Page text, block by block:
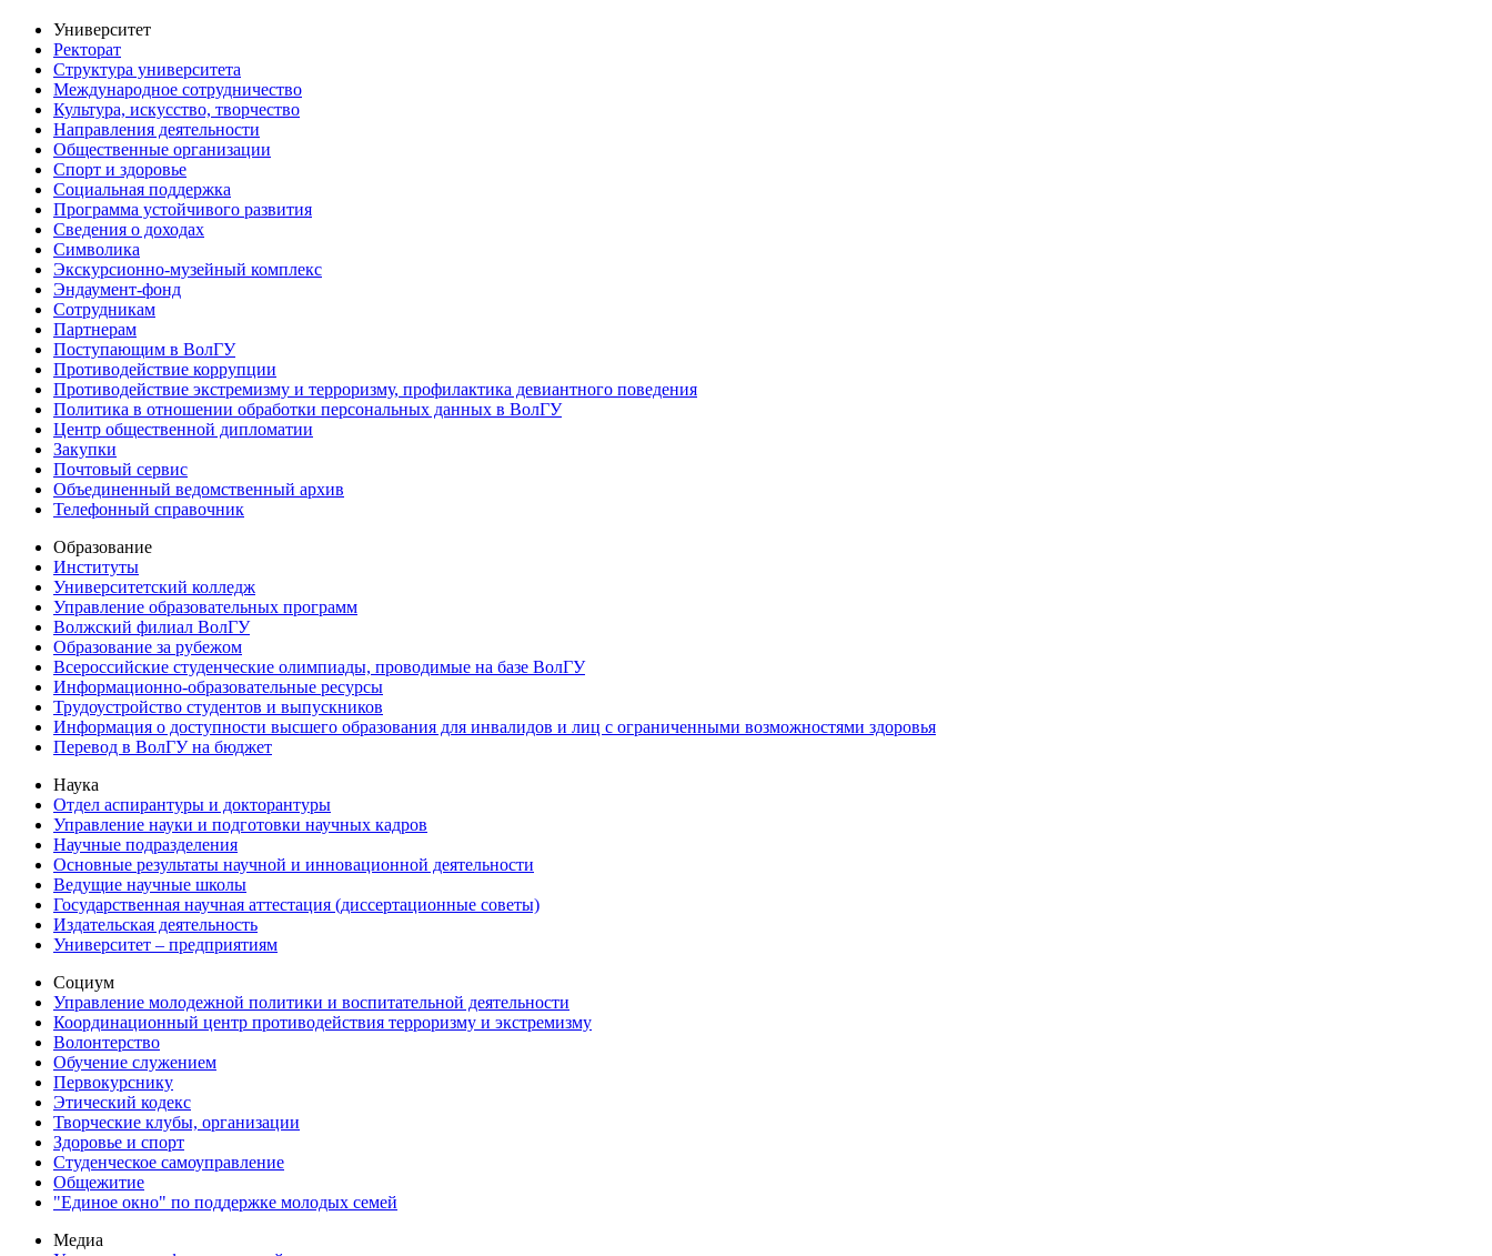
Университет
Ректорат
Структура университета
Международное сотрудничество
Культура, искусство, творчество
Направления деятельности
Общественные организации
Спорт и здоровье
Социальная поддержка
Программа устойчивого развития
Сведения о доходах
Символика
Экскурсионно-музейный комплекс
Эндаумент-фонд
Сотрудникам
Партнерам
Поступающим в ВолГУ
Противодействие коррупции
Противодействие экстремизму и терроризму, профилактика девиантного поведения
Политика в отношении обработки персональных данных в ВолГУ
Центр общественной дипломатии
Закупки
Почтовый сервис
Объединенный ведомственный архив
Телефонный справочник
Образование
Институты
Университетский колледж
Управление образовательных программ
Волжский филиал ВолГУ
Образование за рубежом
Всероссийские студенческие олимпиады, проводимые на базе ВолГУ
Информационно-образовательные ресурсы
Трудоустройство студентов и выпускников
Информация о доступности высшего образования для инвалидов и лиц с ограниченными возможностями здоровья
Перевод в ВолГУ на бюджет
Наука
Отдел аспирантуры и докторантуры
Управление науки и подготовки научных кадров
Научные подразделения
Основные результаты научной и инновационной деятельности
Ведущие научные школы
Государственная научная аттестация (диссертационные советы)
Издательская деятельность
Университет – предприятиям
Социум
Управление молодежной политики и воспитательной деятельности
Координационный центр противодействия терроризму и экстремизму
Волонтерство
Обучение служением
Первокурснику
Этический кодекс
Творческие клубы, организации
Здоровье и спорт
Студенческое самоуправление
Общежитие
"Единое окно" по поддержке молодых семей
Медиа